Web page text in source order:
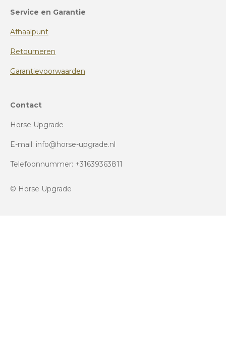
Service en Garantie
Afhaalpunt
Retourneren
Garantievoorwaarden
Contact
Horse Upgrade
E-mail: info@horse-upgrade.nl
Telefoonnummer: +31639363811
© Horse Upgrade